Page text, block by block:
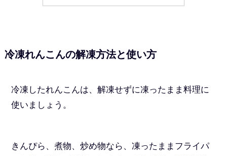
冷凍れんこんの解凍方法と使い方
冷凍したれんこんは、解凍せずに凍ったまま料理に
使いましょう。
きんぴら、煮物、炒め物なら、凍ったままフライパ